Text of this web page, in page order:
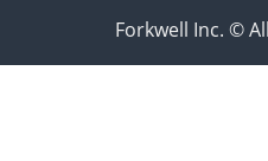
Forkwell Inc. ©